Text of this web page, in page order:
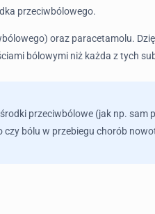
przeciwbólowego.
oraz paracetamolu.
bólowymi niż każda z tych
przeciwbólowe (jak np. sam
czy bólu w przebiegu chorób